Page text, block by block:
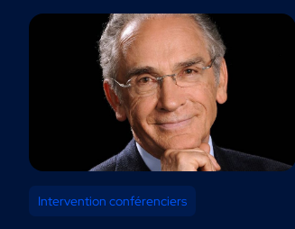
Intervention conférenciers